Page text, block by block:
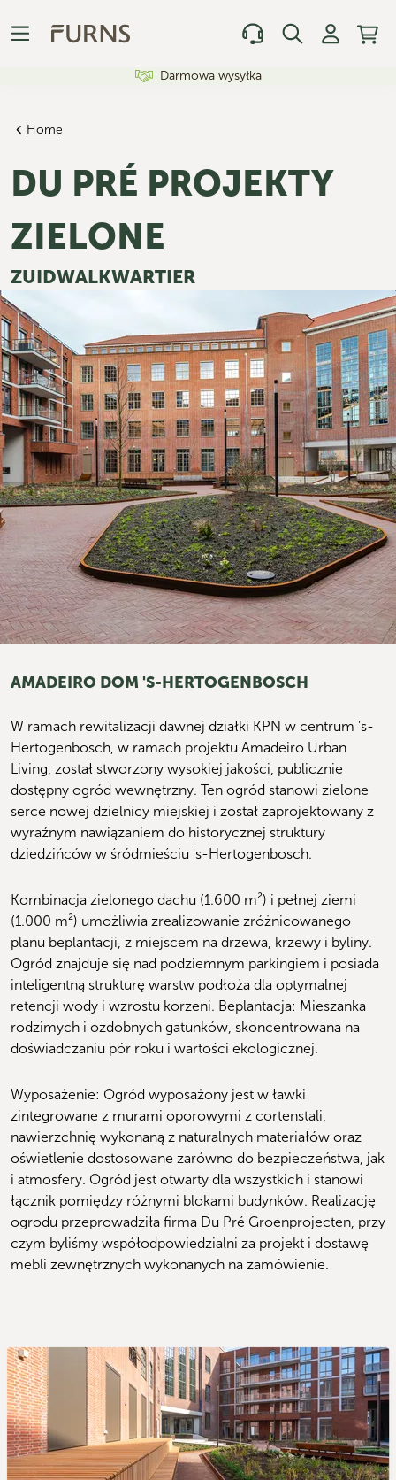
Darmowa wysyłka
Home
DU PRÉ PROJEKTY
ZIELONE
ZUIDWALKWARTIER
AMADEIRO DOM 'S-HERTOGENBOSCH
W ramach rewitalizacji dawnej działki KPN w centrum 's-
Hertogenbosch, w ramach projektu Amadeiro Urban
Living, został stworzony wysokiej jakości, publicznie
dostępny ogród wewnętrzny. Ten ogród stanowi zielone
serce nowej dzielnicy miejskiej i został zaprojektowany z
wyraźnym nawiązaniem do historycznej struktury
dziedzińców w śródmieściu 's-Hertogenbosch.
Kombinacja zielonego dachu (1.600 m²) i pełnej ziemi
(1.000 m²) umożliwia zrealizowanie zróżnicowanego
planu beplantacji, z miejscem na drzewa, krzewy i byliny.
Ogród znajduje się nad podziemnym parkingiem i posiada
inteligentną strukturę warstw podłoża dla optymalnej
retencji wody i wzrostu korzeni. Beplantacja: Mieszanka
rodzimych i ozdobnych gatunków, skoncentrowana na
doświadczaniu pór roku i wartości ekologicznej.
Wyposażenie: Ogród wyposażony jest w ławki
zintegrowane z murami oporowymi z cortenstali,
nawierzchnię wykonaną z naturalnych materiałów oraz
oświetlenie dostosowane zarówno do bezpieczeństwa, jak
i atmosfery. Ogród jest otwarty dla wszystkich i stanowi
łącznik pomiędzy różnymi blokami budynków. Realizację
ogrodu przeprowadziła firma Du Pré Groenprojecten, przy
czym byliśmy współodpowiedzialni za projekt i dostawę
mebli zewnętrznych wykonanych na zamówienie.